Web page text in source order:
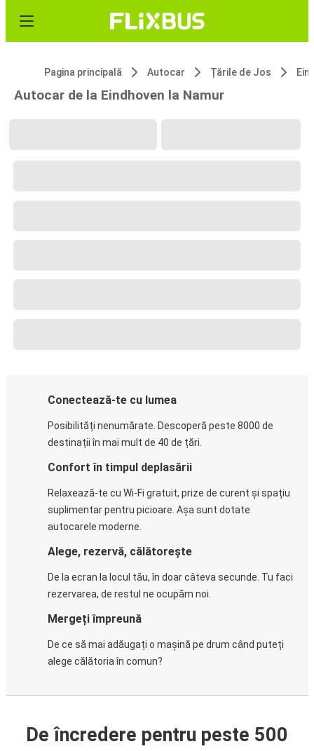
Pagina principală Autocar Țările de Jos
Autocar de la Eindhoven la Namur
Conectează-te cu lumea
Posibilități nenumărate. Descoperă peste 8000 de
destinații în mai mult de 40 de țări.
Confort în timpul deplasării
Relaxează-te cu Wi-Fi gratuit, prize de curent și spațiu
suplimentar pentru picioare. Așa sunt dotate
autocarele moderne.
Alege, rezervă, călătorește
De la ecran la locul tău, în doar câteva secunde. Tu faci
rezervarea, de restul ne ocupăm noi.
Mergeți împreună
De ce să mai adăugați o mașină pe drum când puteți
alege călătoria în comun?
De încredere pentru peste 500